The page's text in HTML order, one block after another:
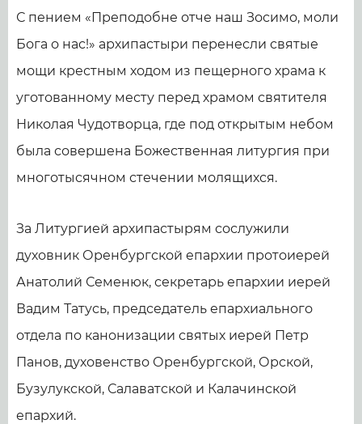
С пением «Преподобне отче наш Зосимо, моли
Бога о нас!» архипастыри перенесли святые
мощи крестным ходом из пещерного храма к
уготованному месту перед храмом святителя
Николая Чудотворца, где под открытым небом
была совершена Божественная литургия при
многотысячном стечении молящихся.
За Литургией архипастырям сослужили
духовник Оренбургской епархии протоиерей
Анатолий Семенюк, секретарь епархии иерей
Вадим Татусь, председатель епархиального
отдела по канонизации святых иерей Петр
Панов, духовенство Оренбургской, Орской,
Бузулукской, Салаватской и Калачинской
епархий.